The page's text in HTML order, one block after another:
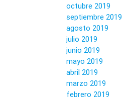
octubre 2019
septiembre 2019
agosto 2019
julio 2019
junio 2019
mayo 2019
abril 2019
marzo 2019
febrero 2019